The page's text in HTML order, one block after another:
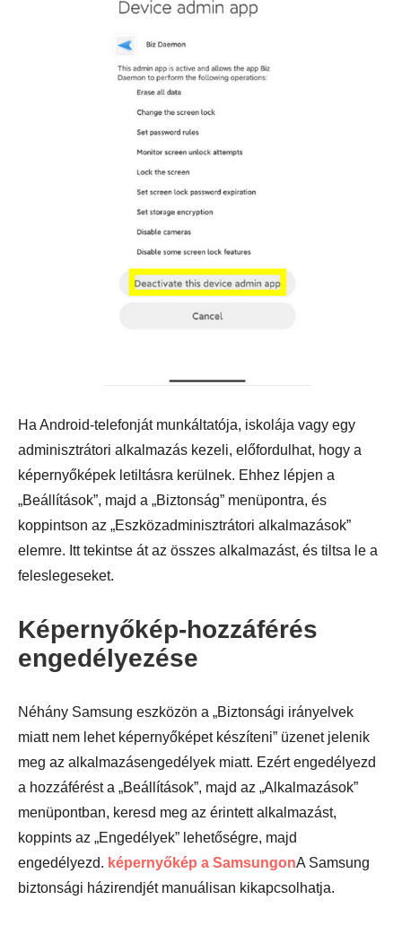
Ha Android-telefonját munkáltatója, iskolája vagy egy
adminisztrátori alkalmazás kezeli, előfordulhat, hogy a
képernyőképek letiltásra kerülnek. Ehhez lépjen a
„Beállítások”, majd a „Biztonság” menüpontra, és
koppintson az „Eszközadminisztrátori alkalmazások”
elemre. Itt tekintse át az összes alkalmazást, és tiltsa le a
feleslegeseket.
Képernyőkép-hozzáférés
engedélyezése
Néhány Samsung eszközön a „Biztonsági irányelvek
miatt nem lehet képernyőképet készíteni” üzenet jelenik
meg az alkalmazásengedélyek miatt. Ezért engedélyezd
a hozzáférést a „Beállítások”, majd az „Alkalmazások”
menüpontban, keresd meg az érintett alkalmazást,
koppints az „Engedélyek” lehetőségre, majd
engedélyezd. képernyőkép a SamsungonA Samsung
biztonsági házirendjét manuálisan kikapcsolhatja.